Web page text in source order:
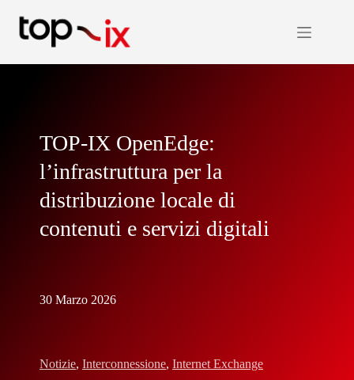
contenuto
TOP-IX OpenEdge:
l’infrastruttura per la
distribuzione locale di
contenuti e servizi digitali
30 Marzo 2026
Notizie, Interconnessione, Internet Exchange